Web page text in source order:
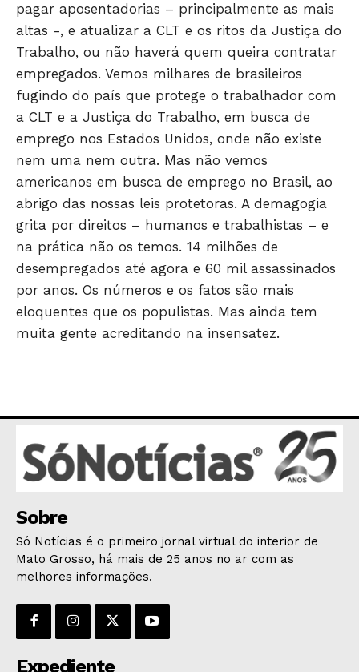
POLÍCIA
ESPORTES
ECONOMIA
OPINIÃO
GERAL
EDUCAÇÃO
SAÚDE
AGRONOTÍCIAS
ÚLTIMAS NOTÍCIAS
pagar aposentadorias – principalmente as mais
altas -, e atualizar a CLT e os ritos da Justiça do
Trabalho, ou não haverá quem queira contratar
empregados. Vemos milhares de brasileiros
fugindo do país que protege o trabalhador com
a CLT e a Justiça do Trabalho, em busca de
emprego nos Estados Unidos, onde não existe
nem uma nem outra. Mas não vemos
americanos em busca de emprego no Brasil, ao
abrigo das nossas leis protetoras. A demagogia
grita por direitos – humanos e trabalhistas – e
na prática não os temos. 14 milhões de
desempregados até agora e 60 mil assassinados
por anos. Os números e os fatos são mais
eloquentes que os populistas. Mas ainda tem
muita gente acreditando na insensatez.
Sobre
Só Notícias é o primeiro jornal virtual do interior de
Mato Grosso, há mais de 25 anos no ar com as
melhores informações.
Expediente